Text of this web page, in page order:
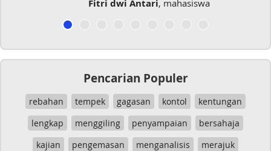
Fitri dwi Antari, mahasiswa
Pencarian Populer
rebahan tempek gagasan kontol
kentungan
lengkap
menggiling penyampaian
bersahaja
kajian
pengemasan menganalisis
merajuk